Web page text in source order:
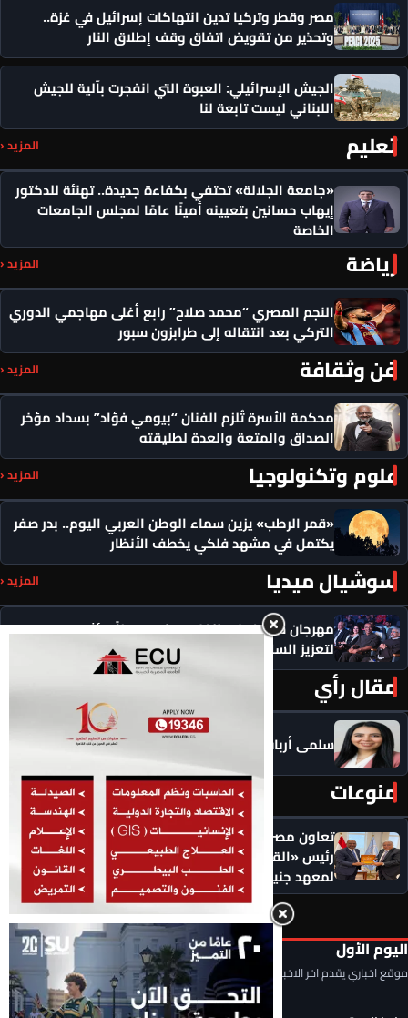
مصر وقطر وتركيا تدين انتهاكات إسرائيل في غزة..
وتحذير من تقويض اتفاق وقف إطلاق النار
الجيش الإسرائيلي: العبوة التي انفجرت بآلية للجيش
اللبناني ليست تابعة لنا
تعليم المزيد ‹
«جامعة الجلالة» تحتفي بكفاءة جديدة.. تهنئة للدكتور
إيهاب حسانين بتعيينه أمينًا عامًا لمجلس الجامعات
الخاصة
رياضة المزيد ‹
النجم المصري “محمد صلاح” رابع أغلى مهاجمي الدوري
التركي بعد انتقاله إلى طرابزون سبور
فن وثقافة المزيد ‹
محكمة الأسرة تُلزم الفنان “بيومي فؤاد” بسداد مؤخر
الصداق والمتعة والعدة لطليقته
علوم وتكنولوجيا المزيد ‹
«قمر الرطب» يزين سماء الوطن العربي اليوم.. بدر صفر
يكتمل في مشهد فلكي يخطف الأنظار
سوشيال ميديا المزيد ‹
مهرجان سيمفوني للفنون يكرم رموزاً مؤثرة ويدعو
لتعزيز السلام
مقال رأي
سلمى أرباب تكتب .. سجون البراءة عن وهم المظلوميه
منوعات المزيد ‹
تعاون مصري ـ دولي لتعزيز حقوق الإنسان.. لقاء يجمع
رئيس «القومي لحقوق الإنسان» والمدير التنفيذي
لمعهد جنيف
اليوم الأول
موقع اخباري يقدم اخر الاخبار المحلية والعربية والعالمية